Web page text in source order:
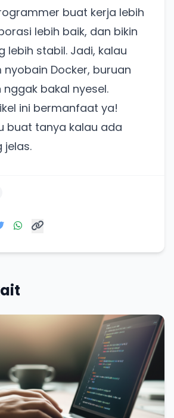
buat kerja lebih
lebih baik, dan bikin
lebih stabil. Jadi, kalau
nyobain Docker, buruan
nggak bakal nyesel.
ini bermanfaat ya!
buat tanya kalau ada
jelas.
SMM baru nih! Coba BulkFame
pengalaman lebih baik.
gratis dicoba. Kamu tetap bisa
Coba BulkFame
Lain kali saja